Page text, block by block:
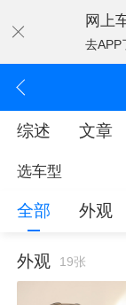
网上
去APP
综述 文章
选车型
全部 外观
外观 19张